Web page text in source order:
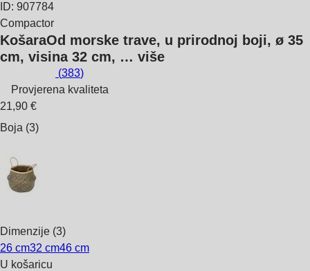
ID: 907784
Compactor
KošaraOd morske trave, u prirodnoj boji, ø 35
cm, visina 32 cm, … više
(383)
Provjerena kvaliteta
21,90 €
Boja (3)
Dimenzije (3)
26 cm32 cm46 cm
U košaricu